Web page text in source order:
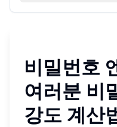
비밀번호
여러분 비
강도 계산